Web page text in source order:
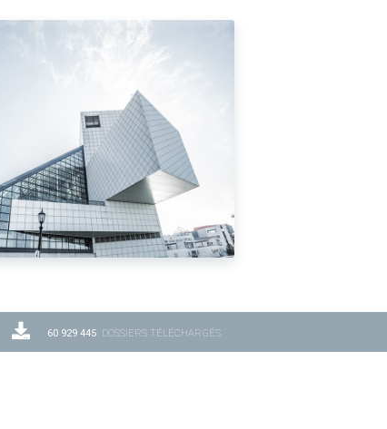
60 929 445 DOSSIERS TÉLÉCHARGÉS